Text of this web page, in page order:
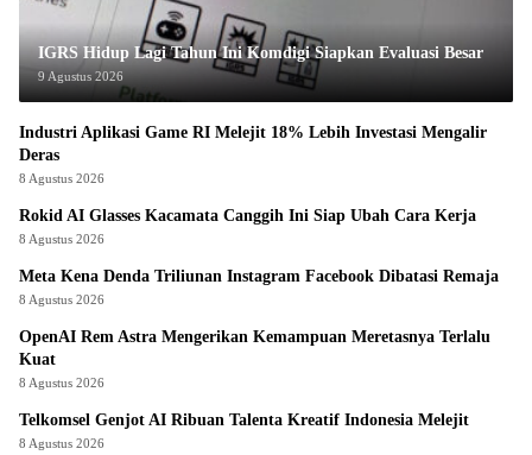
IGRS Hidup Lagi Tahun Ini Komdigi Siapkan Evaluasi Besar
9 Agustus 2026
Industri Aplikasi Game RI Melejit 18% Lebih Investasi Mengalir
Deras
8 Agustus 2026
Rokid AI Glasses Kacamata Canggih Ini Siap Ubah Cara Kerja
8 Agustus 2026
Meta Kena Denda Triliunan Instagram Facebook Dibatasi Remaja
8 Agustus 2026
OpenAI Rem Astra Mengerikan Kemampuan Meretasnya Terlalu
Kuat
8 Agustus 2026
Telkomsel Genjot AI Ribuan Talenta Kreatif Indonesia Melejit
8 Agustus 2026